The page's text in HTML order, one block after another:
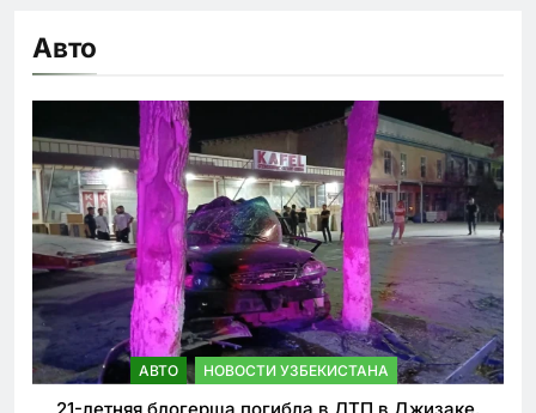
Авто
АВТО НОВОСТИ УЗБЕКИСТАНА
21-летняя блогерша погибла в ДТП в Джизаке.